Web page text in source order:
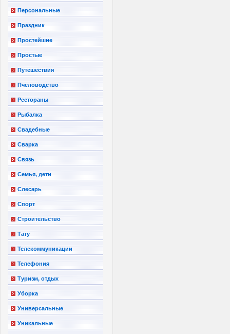
Персональные
Праздник
Простейшие
Простые
Путешествия
Пчеловодство
Рестораны
Рыбалка
Свадебные
Сварка
Связь
Семья, дети
Слесарь
Спорт
Строительство
Тату
Телекоммуникации
Телефония
Туризм, отдых
Уборка
Универсальные
Уникальные